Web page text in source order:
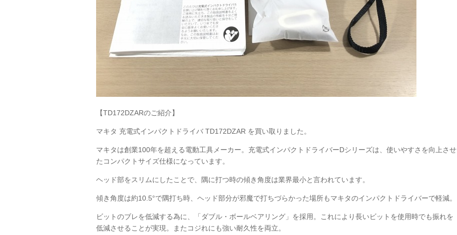
【TD172DZARのご紹介】
マキタ 充電式インパクトドライバ TD172DZAR を買い取りました。
マキタは創業100年を超える電動工具メーカー。充電式インパクトドライバーDシリーズは、使いやすさを向上させ
たコンパクトサイズ仕様になっています。
ヘッド部をスリムにしたことで、隅に打つ時の傾き角度は業界最小と言われています。
傾き角度は約10.5°で隅打ち時、ヘッド部分が邪魔で打ちづらかった場所もマキタのインパクトドライバーで軽減。
ビットのブレを低減する為に、「ダブル・ボールベアリング」を採用。これにより長いビットを使用時でも振れを
低減させることが実現。またコジれにも強い耐久性を両立。